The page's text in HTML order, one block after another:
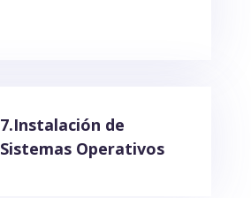
7.Instalación de
Sistemas Operativos